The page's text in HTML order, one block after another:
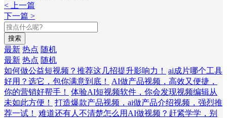
< 上一篇
下一篇 >
搜索
最新 热点 随机
最新 热点 随机
如何做公益短视频？推荐这几招提升影响力！
ai成片哪个工具
好用？选它，包你满意到底！
AI做产品视频，高效又便捷，
你的营销好帮手！
体验AI短视频软件，你会发现视频编辑从
未如此方便！
打造爆款产品视频，ai做产品介绍视频，强烈推
荐一试！
难道还有人不清楚怎么用AI做视频？赶紧学学，别